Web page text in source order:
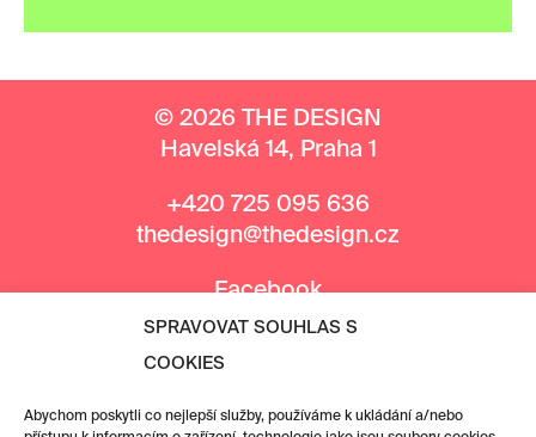
SPRAVOVAT SOUHLAS S
COOKIES
Abychom poskytli co nejlepší služby, používáme k ukládání a/nebo
© 2026 THE DESIGN
Havelská 14, Praha 1
+420 725 095 636
thedesign@thedesign.cz
Facebook
Instagram